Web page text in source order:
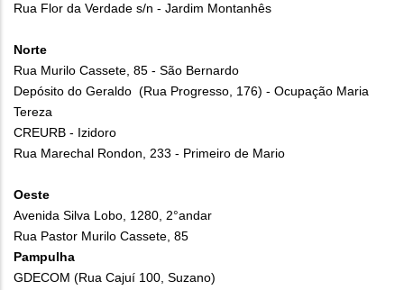
Rua Flor da Verdade s/n - Jardim Montanhês
Norte
Rua Murilo Cassete, 85 - São Bernardo
Depósito do Geraldo (Rua Progresso, 176) - Ocupação Maria
Tereza
CREURB - Izidoro
Rua Marechal Rondon, 233 - Primeiro de Mario
Oeste
Avenida Silva Lobo, 1280, 2°andar
Rua Pastor Murilo Cassete, 85
Pampulha
GDECOM (Rua Cajuí 100, Suzano)